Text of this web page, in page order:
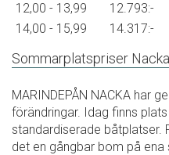
12,00 - 13,99
12.793:-
14,00 - 15,99
14.317:-
Sommarplatspriser Nacka
MARINDEPÅN NACKA har
förändringar. Idag finns
standardiserade båtplatser.
det en gångbar bom på ena